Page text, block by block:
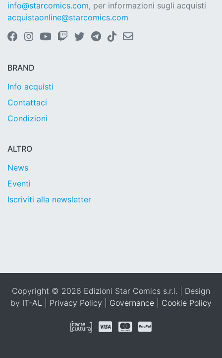
info@starcomics.com, per informazioni sugli acquisti
acquistaonline@starcomics.com
BRAND
Info acquisti
Contattaci
Condizioni
ALTRO
News
Eventi
Iscriviti alla newsletter
Copyright © 2026 Edizioni Star Comics s.r.l. | Design
by IT-AL Privacy Policy Governance Cookie Policy